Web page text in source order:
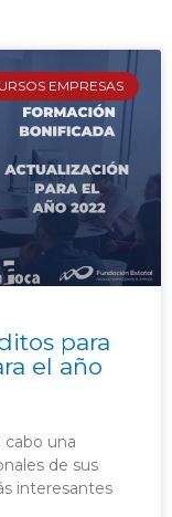
EMPRESAS
para
el año
cabo una
de sus
interesantes